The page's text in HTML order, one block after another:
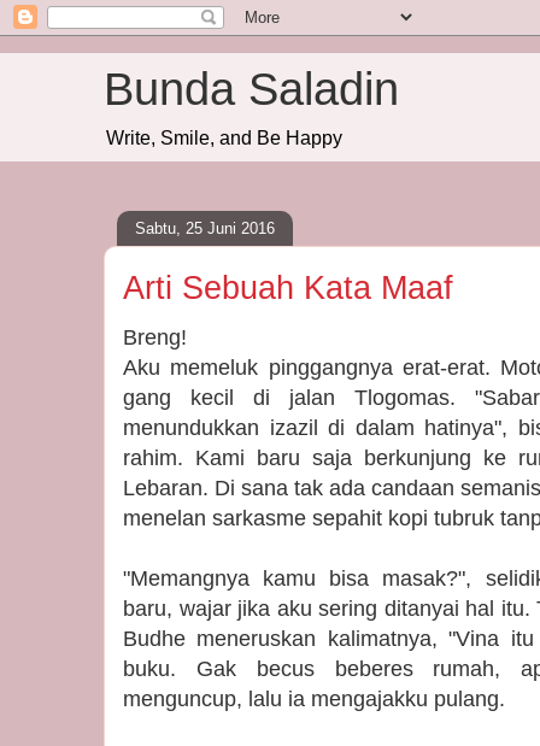
Bunda Saladin
Write, Smile, and Be Happy
Sabtu, 25 Juni 2016
Arti Sebuah Kata Maaf
Breng!
Aku memeluk pinggangnya erat-erat.
gang kecil di jalan Tlogomas.
menundukkan izazil di dalam hatinya",
rahim. Kami baru saja berkunjung ke
Lebaran. Di sana tak ada candaan
menelan sarkasme sepahit kopi tubruk
"Memangnya kamu bisa masak?",
baru, wajar jika aku sering ditanyai hal
Budhe meneruskan kalimatnya, "Vina
buku. Gak becus beberes rumah,
menguncup, lalu ia mengajakku pulang.